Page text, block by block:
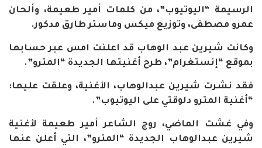
الرسيمة “اليوتيوب”، من كلمات أمير طعيمة، وألحان
عمرو مصطفى، وتوزيع ميكس وماستر طارق مدكور.
وكانت شيرين عبد الوهاب قد اعلنت امس عبر حسابها
بموقع “إنستغرام”، طرح أغنيتها الجديدة “المترو”.
فقد نشرت شيرين عبدالوهاب، الأغنية، وعلقت عليها:
“أغنية المترو دلوقتي على اليوتيوب”.
وفي غشت الماضي، روج الشاعر أمير طعيمة لأغنية
شيرين عبدالوهاب الجديدة “المترو”، التي أعلن عنها